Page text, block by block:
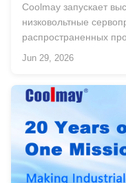
Coolmay запускает
низковольтные
распространенных
сервоприводах —
обеспечивая
решения для широкого
Jun 29, 2026